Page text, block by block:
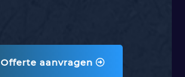
Offerte aanvragen